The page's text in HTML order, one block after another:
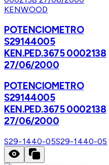
KENWOOD
POTENCIOMETRO
S29144005
KEN.PED.3675 0002138
27/06/2000
POTENCIOMETRO
S29144005
KEN.PED.3675 0002138
27/06/2000
S29-1440-05S29-1440-05